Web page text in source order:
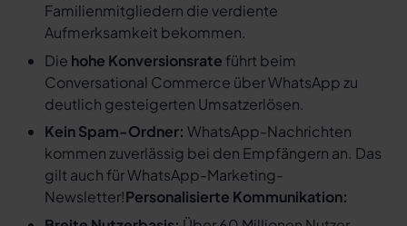
Familienmitgliedern die verdiente
Aufmerksamkeit bekommen.
Die hohe Konversionsrate führt beim
Conversational Commerce über WhatsApp zu
deutlich gesteigerten Umsatzerlösen.
Kein Spam-Ordner: WhatsApp-Nachrichten
kommen zuverlässig bei den Empfängern an. Das
gilt auch für WhatsApp-Marketing-
Newsletter!Personalisierte Kommunikation: